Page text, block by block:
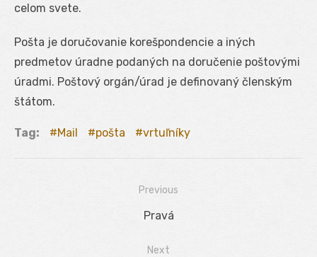
celom svete.
Pošta je doručovanie korešpondencie a iných
predmetov úradne podaných na doručenie poštovými
úradmi. Poštový orgán/úrad je definovaný členským
štátom.
Tag: Mail pošta vrtuľníky
Previous
Previous
Pravá
Next